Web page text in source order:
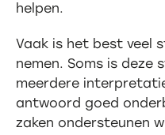
helpen.
Vaak is het best veel
nemen. Soms is deze
meerdere
antwoord goed
zaken ondersteunen